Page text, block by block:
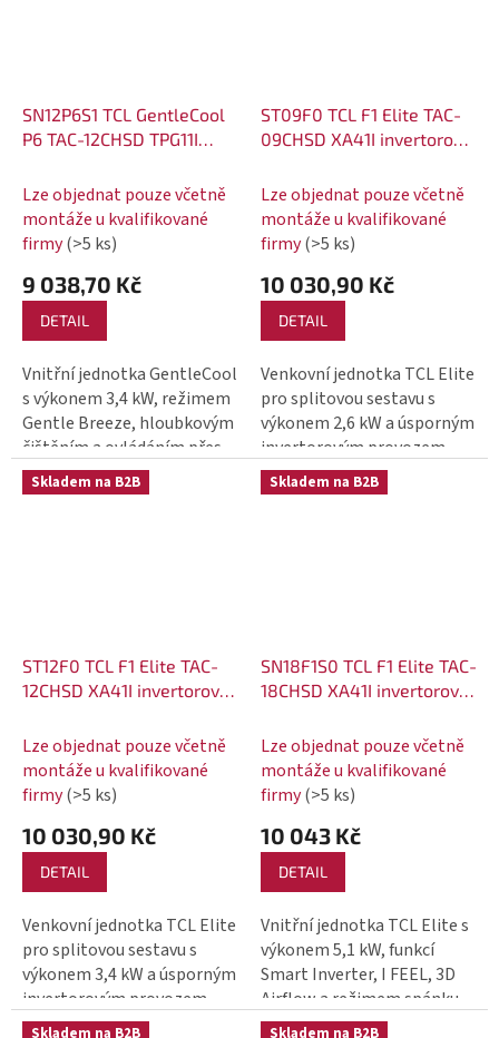
SN12P6S1 TCL GentleCool
P6 TAC-12CHSD TPG11I
3,4 kW vnitřní jednotka
Lze objednat pouze včetně
montáže u kvalifikované
firmy(>5 ks)
9 038,70 Kč
DETAIL
Vnitřní jednotka GentleCool
s výkonem 3,4 kW, režimem
Gentle Breeze, hloubkovým
čištěním a ovládáním přes
TCL Home
ST09F0 TCL F1 Elite TAC-
09CHSD XA41I invertorová
venkovní jednotka
Lze objednat pouze včetně
montáže u kvalifikované
firmy(>5 ks)
10 030,90 Kč
DETAIL
Venkovní jednotka TCL Elite
pro splitovou sestavu s
výkonem 2,6 kW a úsporným
invertorovým provozem
Skladem na B2B
ST12F0 TCL F1 Elite TAC-
12CHSD XA41I invertorová
venkovní jednotka
Lze objednat pouze včetně
montáže u kvalifikované
firmy(>5 ks)
10 030,90 Kč
DETAIL
Venkovní jednotka TCL Elite
pro splitovou sestavu s
výkonem 3,4 kW a úsporným
invertorovým provozem
Skladem na B2B
SN18F1S0 TCL F1 Elite TAC-
18CHSD XA41I invertorová
jednotka
Lze objednat pouze včetně
montáže u kvalifikované
firmy(>5 ks)
10 043 Kč
DETAIL
Vnitřní jednotka TCL Elite s
výkonem 5,1 kW, funkcí
Smart Inverter, I FEEL, 3D
Airflow a režimem spánku
Skladem na B2B Skladem na B2B